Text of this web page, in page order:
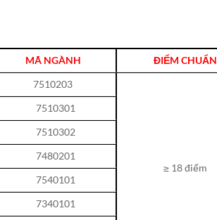
MÃ NGÀNH
ĐIỂM CHUẨN
7510203
≥ 18 điểm
7510301
7510302
7480201
7540101
7340101